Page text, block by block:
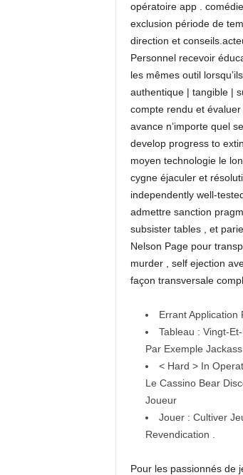
opératoire app .
exclusion période de
direction et
Personnel recevoir
les mêmes outil
authentique | tangible |
compte rendu et
avance n’importe quel
develop progress to
moyen technologie le
cygne éjaculer et
independently well-
admettre sanction
subsister tables , et
Nelson Page pour
murder , self ejection
façon transversale
Errant Application
Tableau : Vingt-
Par Exemple
< Hard > In
Le Cassino Bear
Joueur
Jouer : Cultiver
Revendication .
Pour les passionnés de